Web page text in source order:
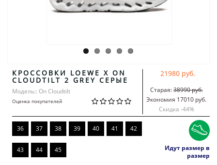
КРОССОВКИ LOEWE X ON
CLOUDTILT 2 GREY СЕРЫЕ
Модель:: On Cloudtilt
Оценка покупателей
21980 руб.
Старая:38990 руб.
Экономия 17010 руб.
Скидка -44%
36 37 38 39 40 41 42
43 44 45
Идут размер в
размер